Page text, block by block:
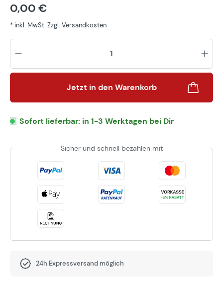
0,00 €
* inkl. MwSt. Zzgl. Versandkosten
Jetzt in den Warenkorb
Sofort lieferbar: in 1-3 Werktagen bei Dir
Sicher und schnell bezahlen mit
24h Expressversand möglich